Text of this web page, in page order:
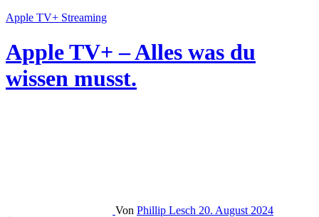
Apple TV+ Streaming
Apple TV+ – Alles was du
wissen musst.
Von Phillip Lesch 20. August 2024